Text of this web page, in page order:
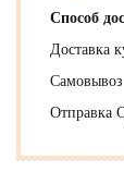
Способ
Доставка
Отправка